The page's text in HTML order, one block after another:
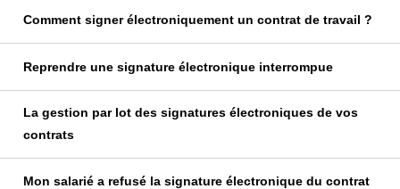
Comment signer électroniquement un contrat de travail ?
Reprendre une signature électronique interrompue
La gestion par lot des signatures électroniques de vos
contrats
Mon salarié a refusé la signature électronique du contrat